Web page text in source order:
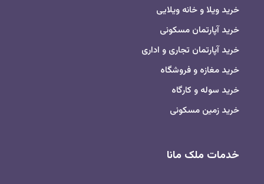
خرید ویلا و خانه ویلایی
خرید آپارتمان مسکونی
خرید آپارتمان تجاری و اداری
خرید مغازه و فروشگاه
خرید سوله و کارگاه
خرید زمین مسکونی
خدمات ملک مانا